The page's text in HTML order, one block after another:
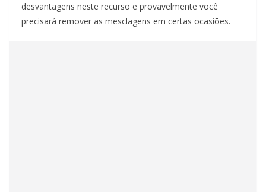
desvantagens neste recurso e provavelmente você
precisará remover as mesclagens em certas ocasiões.